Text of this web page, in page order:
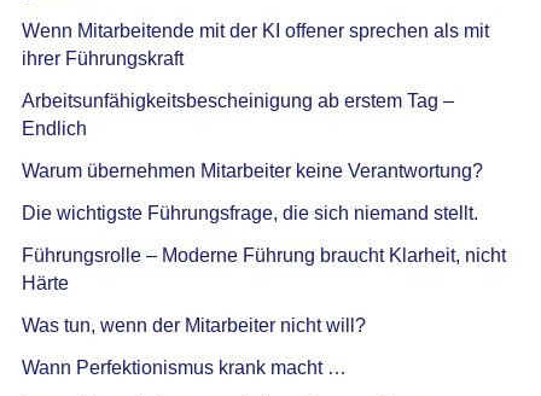
Wenn Mitarbeitende mit der KI offener sprechen als mit
ihrer Führungskraft
Arbeitsunfähigkeitsbescheinigung ab erstem Tag –
Endlich
Warum übernehmen Mitarbeiter keine Verantwortung?
Die wichtigste Führungsfrage, die sich niemand stellt.
Führungsrolle – Moderne Führung braucht Klarheit, nicht
Härte
Was tun, wenn der Mitarbeiter nicht will?
Wann Perfektionismus krank macht …